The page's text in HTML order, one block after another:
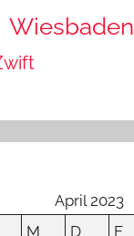
Wiesbaden
April 2023
M D F